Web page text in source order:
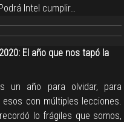
Intel cumplir…
El año que nos tapó la
un año para olvidar, para
con múltiples lecciones.
lo frágiles que somos,